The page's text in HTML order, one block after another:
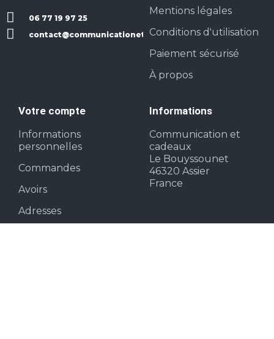
06 77 19 97 25
contact@communicationetcadeaux.fr
Mentions légales
Conditions d'utilisation
Paiement sécurisé
À propos
Votre compte
Informations
personnelles
Commandes
Avoirs
Adresses
Informations
Communication et
cadeaux
Le Bouyssounet
46320 Assier
France